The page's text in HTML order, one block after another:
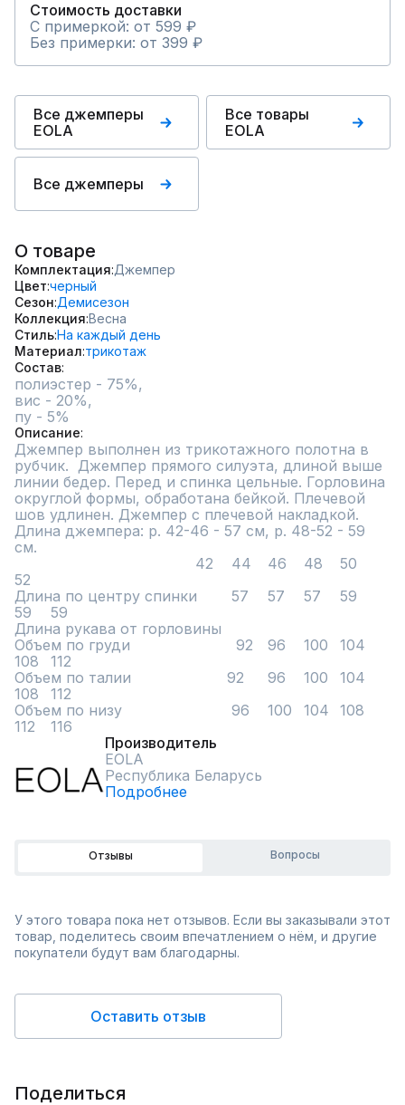
Стоимость доставки
С примеркой: от 599 ₽
Без примерки: от 399 ₽
Все джемперы
EOLA
Все товары
EOLA
Все джемперы
О товаре
Комплектация Джемпер
Цвет черный
Сезон Демисезон
Коллекция Весна
СтильНа каждый день
Материал трикотаж
Состав
полиэстер - 75%,
вис - 20%,
пу - 5%
Описание
Джемпер выполнен из трикотажного полотна в
рубчик.  Джемпер прямого силуэта, длиной выше
линии бедер. Перед и спинка цельные. Горловина
округлой формы, обработана бейкой. Плечевой
шов удлинен. Джемпер с плечевой накладкой.
Длина джемпера: р. 42-46 - 57 см, р. 48-52 - 59
см.
52
Длина по центру спинки	57	57	57	59
59	59
Длина рукава от горловины
Объем по груди	                 92	96	100	104
108	112
Объем по талии	               92	96	100	104
108	112
Объем по низу	                96	100	104	108
112	116
Производитель
EOLA
Республика Беларусь
Подробнее
Отзывы Вопросы
У этого товара пока нет отзывов. Если вы заказывали этот
товар, поделитесь своим впечатлением о нём, и другие
покупатели будут вам благодарны.
Оставить отзыв
Поделиться